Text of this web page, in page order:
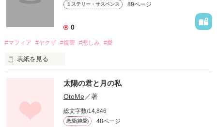
ミステリー・サスペンス 89ページ
0
#マフィア #ヤクザ #復讐 #悲しみ #愛
表紙を見る
狙う暗殺者グループJEWELと出会う。彼らはマフィアを倒す暗
殺者という謎の立場ながら乙女を受け入れグループの一員とす
ることに。
初めは彼らに心を開かなかった乙女だがそのうちどんどん彼ら
に溺れていって‥
太陽の君と月の私
OtoMe／著
総文字数/14,846
恋愛(純愛) 48ページ